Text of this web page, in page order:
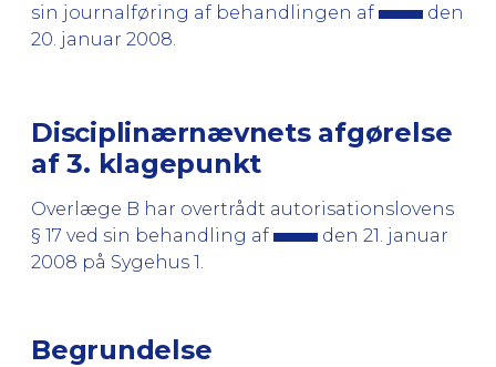
sin journalføring af behandlingen af
den
20. januar 2008.
Disciplinærnævnets afgørelse
af 3. klagepunkt
Overlæge B har overtrådt autorisationslovens
§ 17 ved sin behandling af
den 21. januar
2008 på Sygehus 1.
Begrundelse